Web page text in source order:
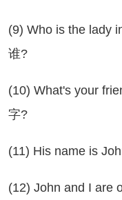
Who is the lady in
谁?
What's your
字?
His name is John
John and I are